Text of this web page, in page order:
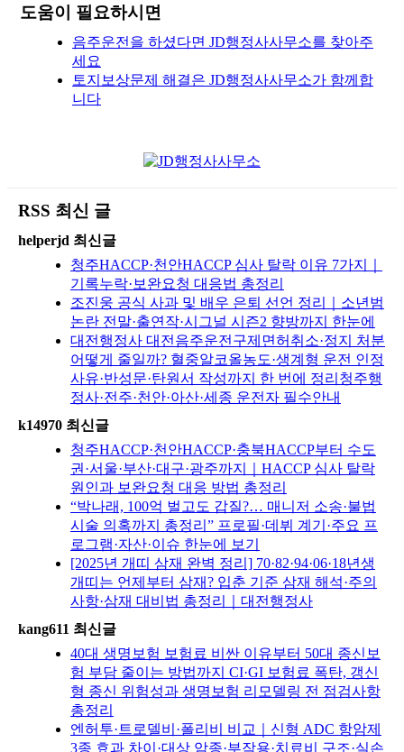
도움이 필요하시면
음주운전을 하셨다면 JD행정사사무소를 찾아주
세요
토지보상문제 해결은 JD행정사사무소가 함께합
니다
RSS 최신 글
helperjd 최신글
청주HACCP·천안HACCP 심사 탈락 이유 7가지｜
기록누락·보완요청 대응법 총정리
조진웅 공식 사과 및 배우 은퇴 선언 정리｜소년범
논란 전말·출연작·시그널 시즌2 향방까지 한눈에
대전행정사 대전음주운전구제면허취소·정지 처분
어떻게 줄일까? 혈중알코올농도·생계형 운전 인정
사유·반성문·탄원서 작성까지 한 번에 정리청주행
정사·전주·천안·아산·세종 운전자 필수안내
k14970 최신글
청주HACCP·천안HACCP·충북HACCP부터 수도
권·서울·부산·대구·광주까지｜HACCP 심사 탈락
원인과 보완요청 대응 방법 총정리
“박나래, 100억 벌고도 갑질?… 매니저 소송·불법
시술 의혹까지 총정리” 프로필·데뷔 계기·주요 프
로그램·자산·이슈 한눈에 보기
[2025년 개띠 삼재 완벽 정리] 70·82·94·06·18년생
개띠는 언제부터 삼재? 입춘 기준 삼재 해석·주의
사항·삼재 대비법 총정리｜대전행정사
kang611 최신글
40대 생명보험 보험료 비싼 이유부터 50대 종신보
험 부담 줄이는 방법까지 CI·GI 보험료 폭탄, 갱신
형 종신 위험성과 생명보험 리모델링 전 점검사항
총정리
엔허투·트로델비·폴리비 비교｜신형 ADC 항암제
3종 효과 차이·대상 암종·부작용·치료비 구조·실손